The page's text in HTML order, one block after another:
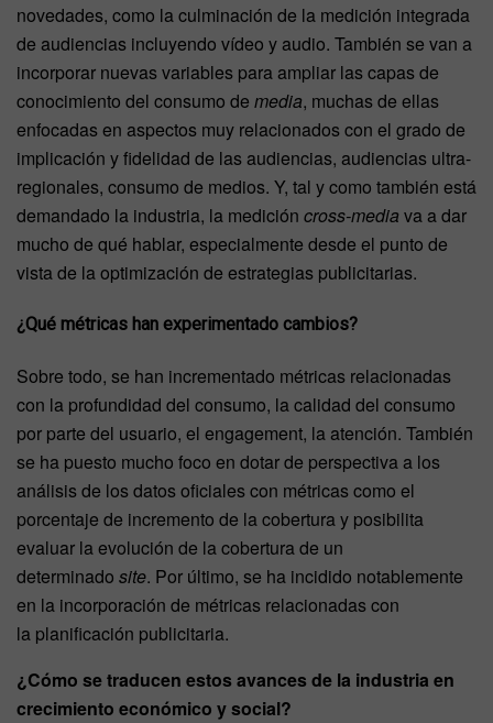
novedades, como la culminación de la medición integrada
de audiencias incluyendo vídeo y audio. También se van a
incorporar nuevas variables para ampliar las capas de
conocimiento del consumo de media, muchas de ellas
enfocadas en aspectos muy relacionados con el grado de
implicación y fidelidad de las audiencias, audiencias ultra-
regionales, consumo de medios. Y, tal y como también está
demandado la industria, la medición cross-media va a dar
mucho de qué hablar, especialmente desde el punto de
vista de la optimización de estrategias publicitarias.
¿Qué métricas han experimentado cambios?
Sobre todo, se han incrementado métricas relacionadas
con la profundidad del consumo, la calidad del consumo
por parte del usuario, el engagement, la atención. También
se ha puesto mucho foco en dotar de perspectiva a los
análisis de los datos oficiales con métricas como el
porcentaje de incremento de la cobertura y posibilita
evaluar la evolución de la cobertura de un
determinado site. Por último, se ha incidido notablemente
en la incorporación de métricas relacionadas con
la planificación publicitaria.
¿Cómo se traducen estos avances de la industria en
crecimiento económico y social?